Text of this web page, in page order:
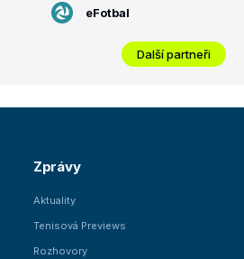
eFotbal
Další partneři
Zprávy
Aktuality
Tenisová Previews
Rozhovory